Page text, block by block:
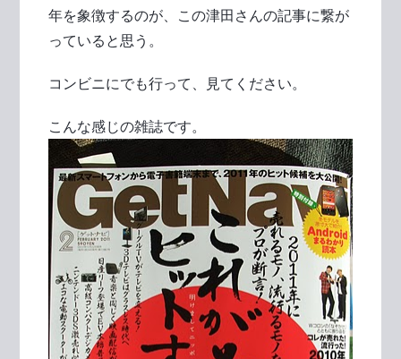
年を象徴するのが、この津田さんの記事に繋が
っていると思う。
コンビニにでも行って、見てください。
こんな感じの雑誌です。